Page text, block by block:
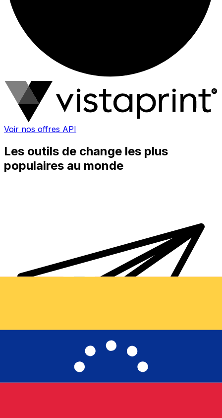
Voir nos offres API
Les outils de change les plus
populaires au monde